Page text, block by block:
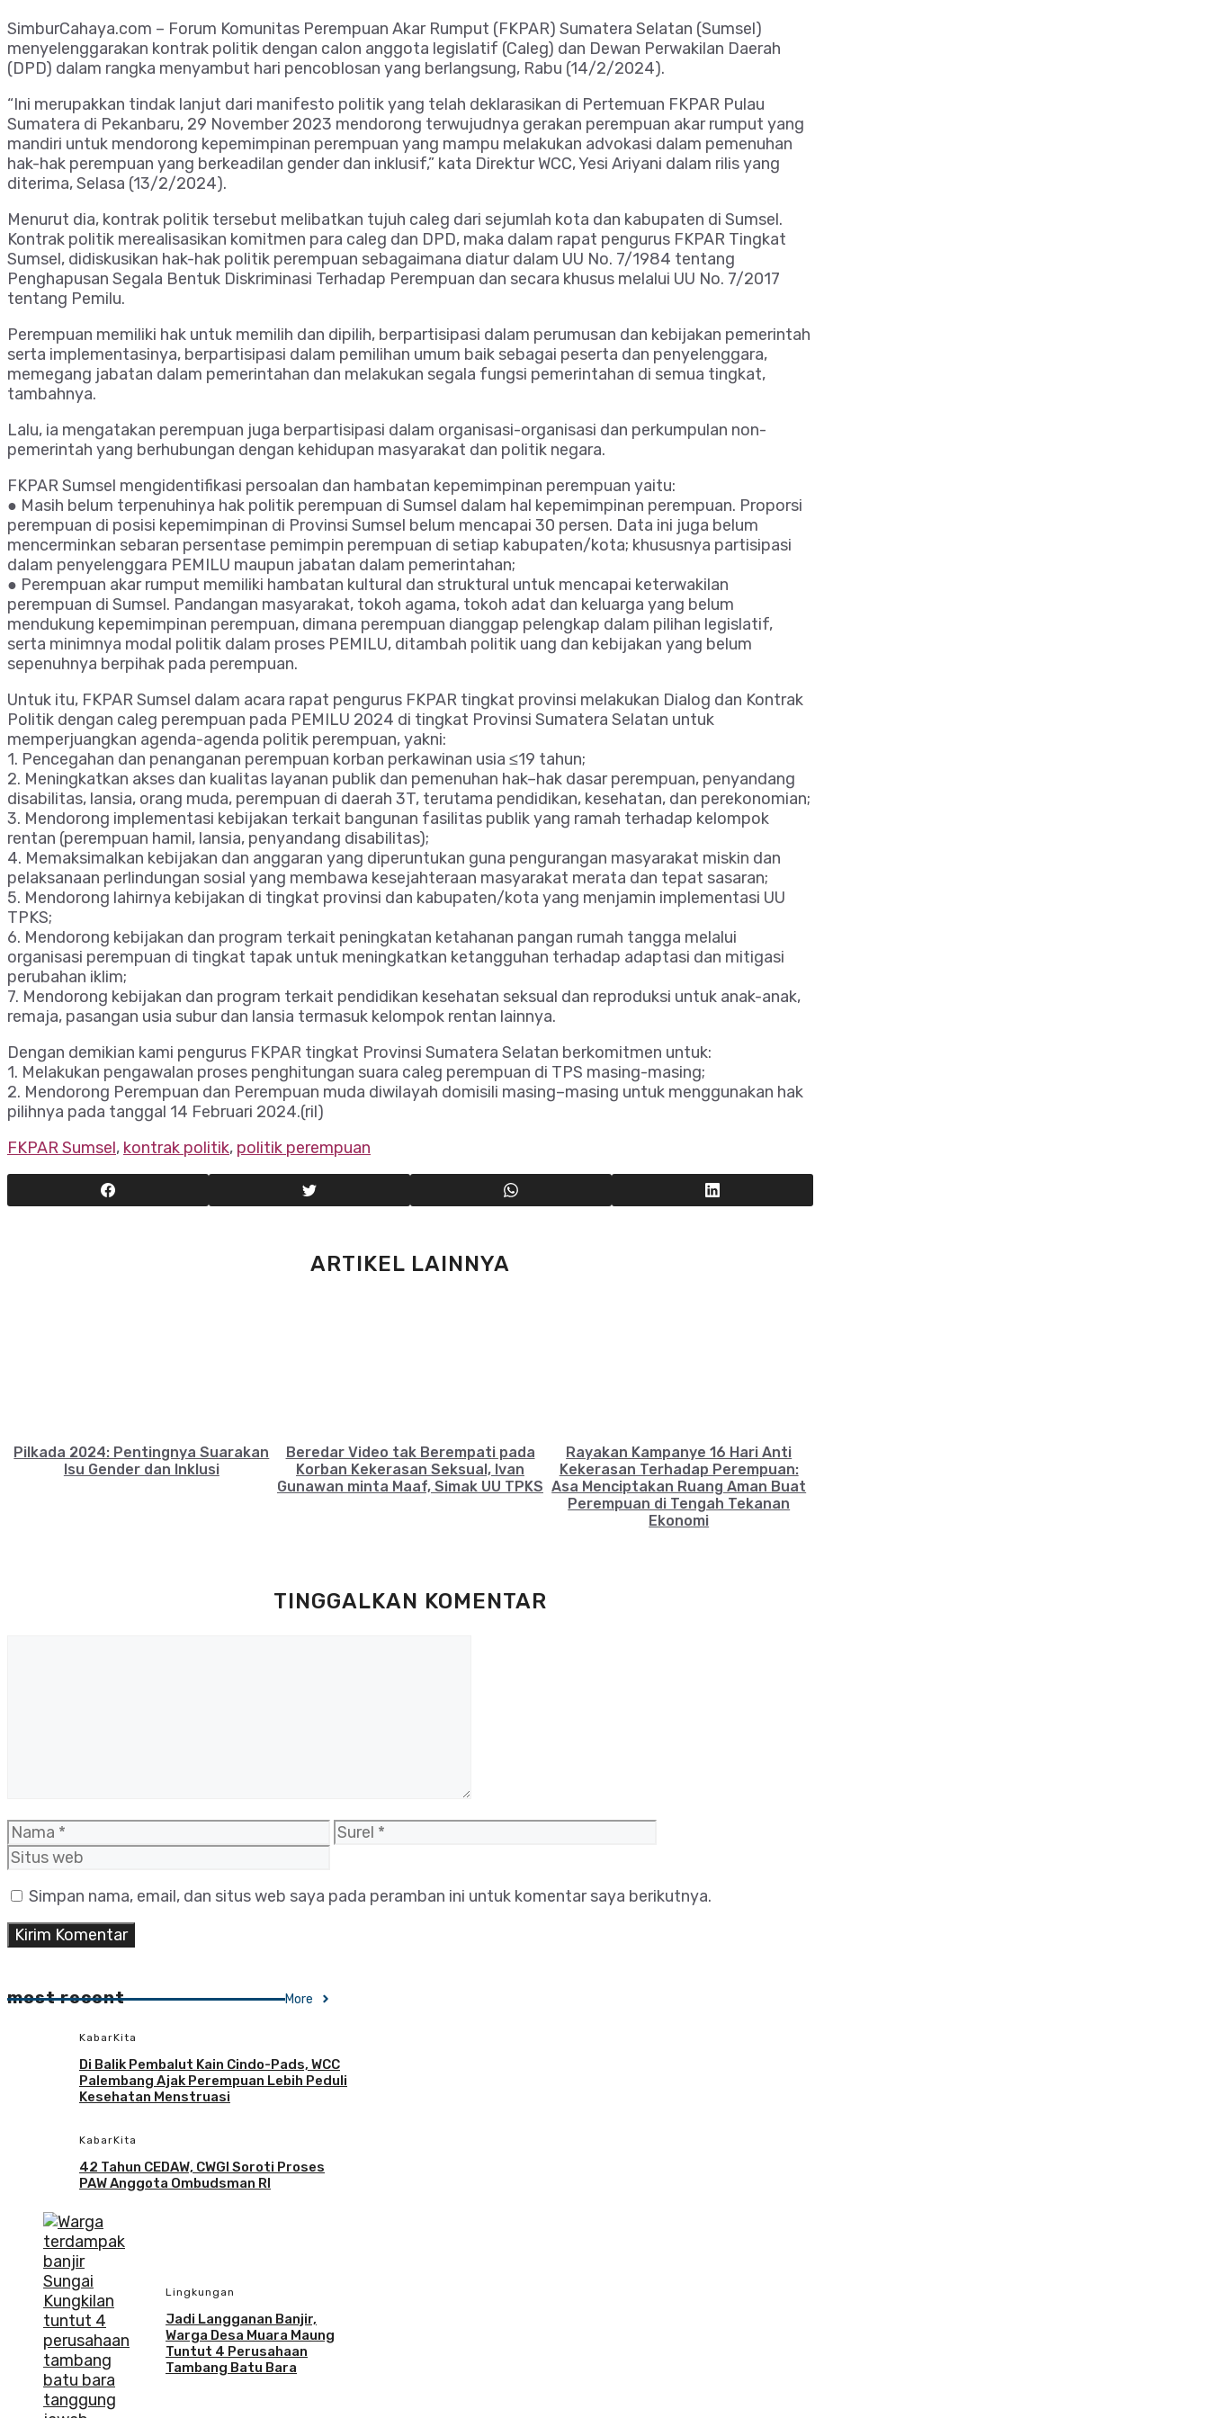
SimburCahaya.com – Forum Komunitas Perempuan Akar Rumput (FKPAR) Sumatera Selatan (Sumsel)
menyelenggarakan kontrak politik dengan calon anggota legislatif (Caleg) dan Dewan Perwakilan Daerah
(DPD) dalam rangka menyambut hari pencoblosan yang berlangsung, Rabu (14/2/2024).
“Ini merupakkan tindak lanjut dari manifesto politik yang telah deklarasikan di Pertemuan FKPAR Pulau
Sumatera di Pekanbaru, 29 November 2023 mendorong terwujudnya gerakan perempuan akar rumput yang
mandiri untuk mendorong kepemimpinan perempuan yang mampu melakukan advokasi dalam pemenuhan
hak-hak perempuan yang berkeadilan gender dan inklusif,” kata Direktur WCC, Yesi Ariyani dalam rilis yang
diterima, Selasa (13/2/2024).
Menurut dia, kontrak politik tersebut melibatkan tujuh caleg dari sejumlah kota dan kabupaten di Sumsel.
Kontrak politik merealisasikan komitmen para caleg dan DPD, maka dalam rapat pengurus FKPAR Tingkat
Sumsel, didiskusikan hak-hak politik perempuan sebagaimana diatur dalam UU No. 7/1984 tentang
Penghapusan Segala Bentuk Diskriminasi Terhadap Perempuan dan secara khusus melalui UU No. 7/2017
tentang Pemilu.
Perempuan memiliki hak untuk memilih dan dipilih, berpartisipasi dalam perumusan dan kebijakan pemerintah
serta implementasinya, berpartisipasi dalam pemilihan umum baik sebagai peserta dan penyelenggara,
memegang jabatan dalam pemerintahan dan melakukan segala fungsi pemerintahan di semua tingkat,
tambahnya.
Lalu, ia mengatakan perempuan juga berpartisipasi dalam organisasi-organisasi dan perkumpulan non-
pemerintah yang berhubungan dengan kehidupan masyarakat dan politik negara.
FKPAR Sumsel mengidentifikasi persoalan dan hambatan kepemimpinan perempuan yaitu:
● Masih belum terpenuhinya hak politik perempuan di Sumsel dalam hal kepemimpinan perempuan. Proporsi
perempuan di posisi kepemimpinan di Provinsi Sumsel belum mencapai 30 persen. Data ini juga belum
mencerminkan sebaran persentase pemimpin perempuan di setiap kabupaten/kota; khususnya partisipasi
dalam penyelenggara PEMILU maupun jabatan dalam pemerintahan;
● Perempuan akar rumput memiliki hambatan kultural dan struktural untuk mencapai keterwakilan
perempuan di Sumsel. Pandangan masyarakat, tokoh agama, tokoh adat dan keluarga yang belum
mendukung kepemimpinan perempuan, dimana perempuan dianggap pelengkap dalam pilihan legislatif,
serta minimnya modal politik dalam proses PEMILU, ditambah politik uang dan kebijakan yang belum
sepenuhnya berpihak pada perempuan.
Untuk itu, FKPAR Sumsel dalam acara rapat pengurus FKPAR tingkat provinsi melakukan Dialog dan Kontrak
Politik dengan caleg perempuan pada PEMILU 2024 di tingkat Provinsi Sumatera Selatan untuk
memperjuangkan agenda-agenda politik perempuan, yakni:
1. Pencegahan dan penanganan perempuan korban perkawinan usia ≤19 tahun;
2. Meningkatkan akses dan kualitas layanan publik dan pemenuhan hak–hak dasar perempuan, penyandang
disabilitas, lansia, orang muda, perempuan di daerah 3T, terutama pendidikan, kesehatan, dan perekonomian;
3. Mendorong implementasi kebijakan terkait bangunan fasilitas publik yang ramah terhadap kelompok
rentan (perempuan hamil, lansia, penyandang disabilitas);
4. Memaksimalkan kebijakan dan anggaran yang diperuntukan guna pengurangan masyarakat miskin dan
pelaksanaan perlindungan sosial yang membawa kesejahteraan masyarakat merata dan tepat sasaran;
5. Mendorong lahirnya kebijakan di tingkat provinsi dan kabupaten/kota yang menjamin implementasi UU
TPKS;
6. Mendorong kebijakan dan program terkait peningkatan ketahanan pangan rumah tangga melalui
organisasi perempuan di tingkat tapak untuk meningkatkan ketangguhan terhadap adaptasi dan mitigasi
perubahan iklim;
7. Mendorong kebijakan dan program terkait pendidikan kesehatan seksual dan reproduksi untuk anak-anak,
remaja, pasangan usia subur dan lansia termasuk kelompok rentan lainnya.
Dengan demikian kami pengurus FKPAR tingkat Provinsi Sumatera Selatan berkomitmen untuk:
1. Melakukan pengawalan proses penghitungan suara caleg perempuan di TPS masing-masing;
2. Mendorong Perempuan dan Perempuan muda diwilayah domisili masing–masing untuk menggunakan hak
pilihnya pada tanggal 14 Februari 2024.(ril)
FKPAR Sumsel, kontrak politik, politik perempuan
ARTIKEL LAINNYA
Pilkada 2024: Pentingnya Suarakan
Isu Gender dan Inklusi
Beredar Video tak Berempati pada
Korban Kekerasan Seksual, Ivan
Gunawan minta Maaf, Simak UU TPKS
Rayakan Kampanye 16 Hari Anti
Kekerasan Terhadap Perempuan:
Asa Menciptakan Ruang Aman Buat
Perempuan di Tengah Tekanan
Ekonomi
TINGGALKAN KOMENTAR
Nama Surel
Simpan nama, email, dan situs web saya pada peramban ini untuk komentar saya berikutnya.
most recent More
KabarKita
Di Balik Pembalut Kain Cindo-Pads, WCC
Palembang Ajak Perempuan Lebih Peduli
Kesehatan Menstruasi
KabarKita
42 Tahun CEDAW, CWGI Soroti Proses
PAW Anggota Ombudsman RI
Lingkungan
Jadi Langganan Banjir,
Warga Desa Muara Maung
Tuntut 4 Perusahaan
Tambang Batu Bara